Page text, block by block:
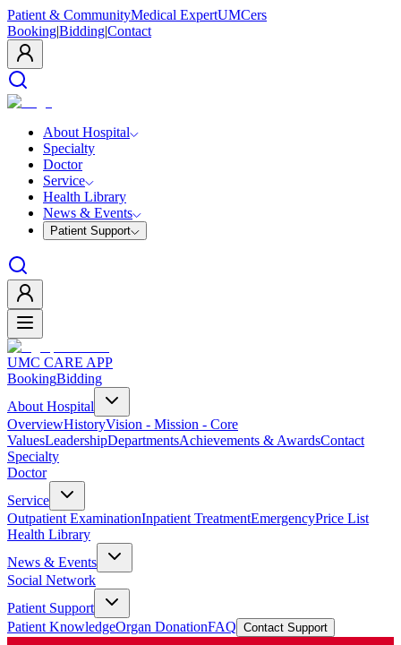
Patient & CommunityMedical ExpertUMCers
Booking|Bidding|Contact
About Hospital
Specialty
Doctor
Service
Health Library
News & Events
Patient Support
UMC CARE APP
BookingBidding
About Hospital
OverviewHistoryVision - Mission - Core
ValuesLeadershipDepartmentsAchievements & AwardsContact
Specialty
Doctor
Service
Outpatient ExaminationInpatient TreatmentEmergencyPrice List
Health Library
News & Events
Social Network
Patient Support
Patient KnowledgeOrgan DonationFAQ Contact Support